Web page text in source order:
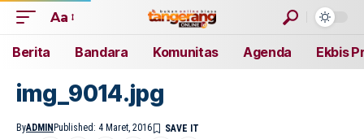
Aa
Berita Bandara Komunitas Agenda Ekbis
img_9014.jpg
ByADMIN Published: 4 Maret, 2016